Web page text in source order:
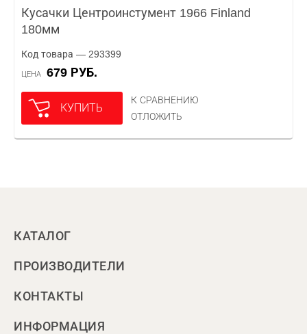
Кусачки Центроинстумент 1966 Finland
180мм
Код товара — 293399
ЦЕНА 679 РУБ.
КУПИТЬ
К СРАВНЕНИЮ
ОТЛОЖИТЬ
КАТАЛОГ
ПРОИЗВОДИТЕЛИ
КОНТАКТЫ
ИНФОРМАЦИЯ